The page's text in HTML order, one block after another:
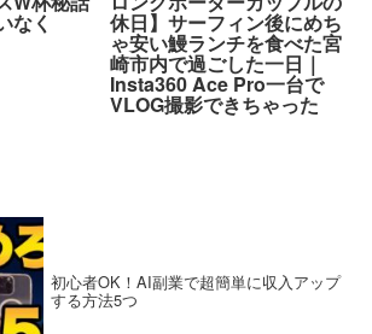
なく 休日】サーフィン後にめち
ゃ安い鰻ランチを食べた宮
崎市内で過ごした一日｜
Insta360 Ace Pro一台で
VLOG撮影できちゃった
初心者OK！AI副業で超簡単に収入アップ
する方法5つ